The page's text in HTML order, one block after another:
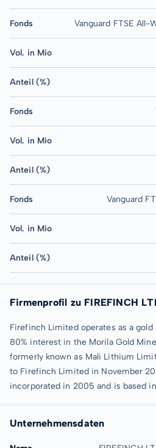
Fonds Vanguard FTSE All-
Vol. in Mio
Anteil (%)
Fonds
Vol. in Mio
Anteil (%)
Fonds Vanguard
Vol. in Mio
Anteil (%)
Firmenprofil zu FIREFINCH
Firefinch Limited operates as a gold
80% interest in the Morila Gold
formerly known as Mali Lithium
to Firefinch Limited in November
incorporated in 2005 and is based
Unternehmensdaten